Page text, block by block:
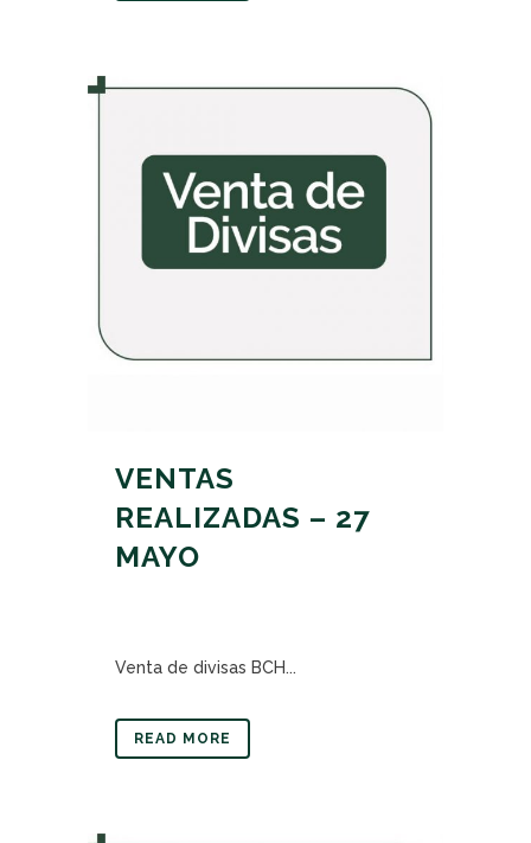
VENTAS
REALIZADAS – 27
MAYO
Venta de divisas BCH...
READ MORE